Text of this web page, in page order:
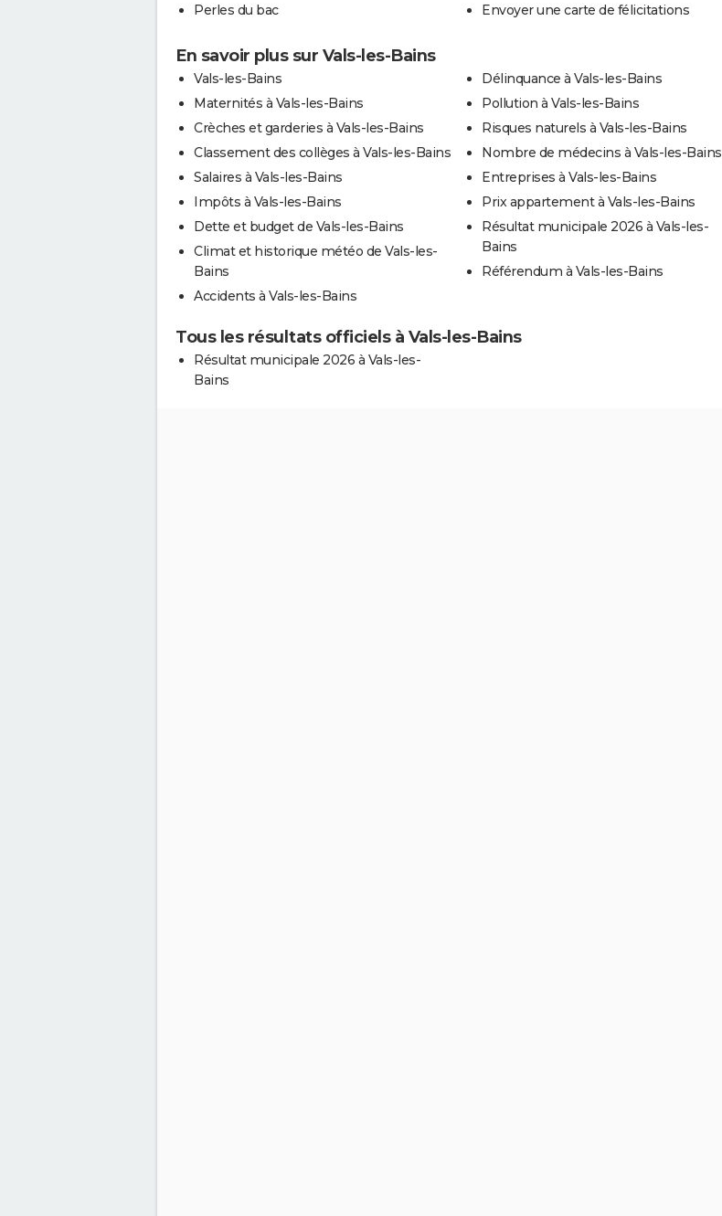
Perles du bac
Envoyer une carte de félicitations
En savoir plus sur Vals-les-Bains
Vals-les-Bains
Maternités à Vals-les-Bains
Crèches et garderies à Vals-les-Bains
Classement des collèges à Vals-les-Bains
Salaires à Vals-les-Bains
Impôts à Vals-les-Bains
Dette et budget de Vals-les-Bains
Climat et historique météo de Vals-les-
Bains
Accidents à Vals-les-Bains
Délinquance à Vals-les-Bains
Pollution à Vals-les-Bains
Risques naturels à Vals-les-Bains
Nombre de médecins à Vals-les-Bains
Entreprises à Vals-les-Bains
Prix appartement à Vals-les-Bains
Résultat municipale 2026 à Vals-les-
Bains
Référendum à Vals-les-Bains
Tous les résultats officiels à Vals-les-Bains
Résultat municipale 2026 à Vals-les-
Bains